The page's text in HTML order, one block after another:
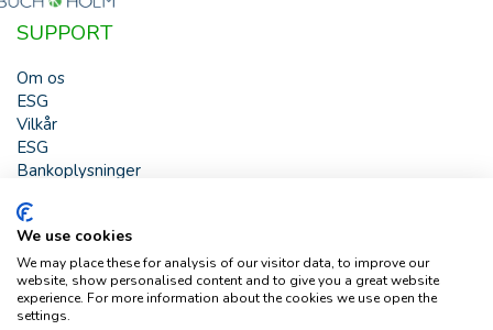
SUPPORT
Om os
ESG
Vilkår
ESG
Bankoplysninger
HJÆLP
Buch & Holm A/S - Marielundvej 39 - DK-2730 Herlev -
Tlf. +45 44 54 00 00 - e-mail:b-h@buch-holm.dk- CVR-nr.:
DK-19993345
We use cookies
We may place these for analysis of our visitor data, to improve our
website, show personalised content and to give you a great website
experience. For more information about the cookies we use open the
settings.